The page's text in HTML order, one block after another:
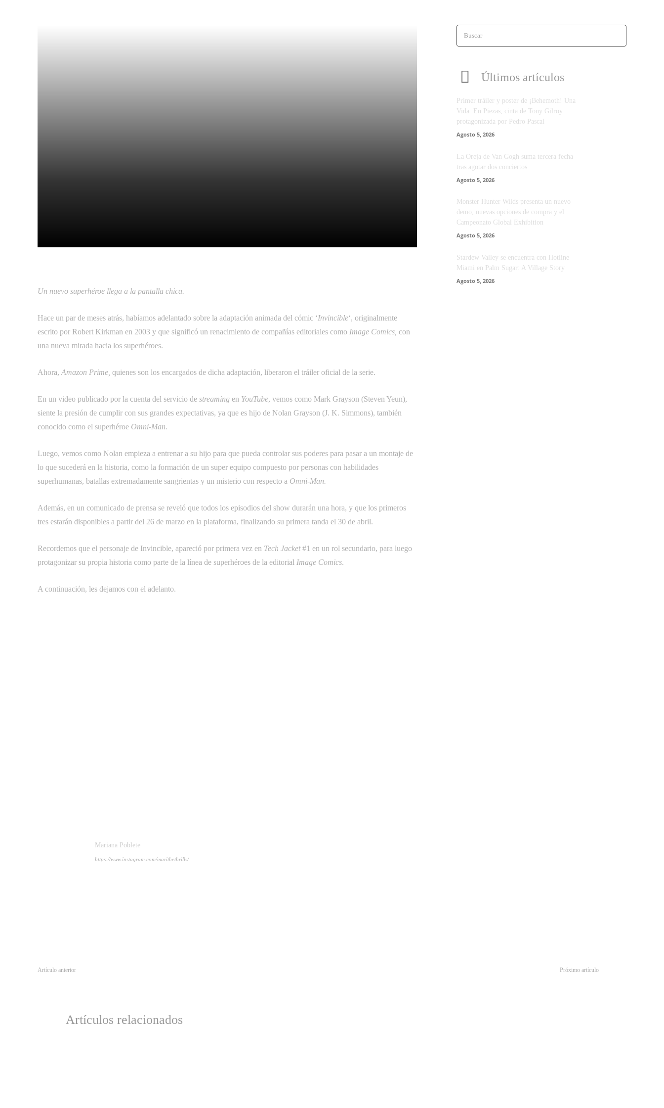
Un nuevo superhéroe llega a la pantalla chica.
Hace un par de meses atrás, habíamos adelantado sobre la adaptación animada del cómic ‘Invincible‘, originalmente
escrito por Robert Kirkman en 2003 y que significó un renacimiento de compañías editoriales como Image Comics, con
una nueva mirada hacia los superhéroes.
Ahora, Amazon Prime, quienes son los encargados de dicha adaptación, liberaron el tráiler oficial de la serie.
En un video publicado por la cuenta del servicio de streaming en YouTube, vemos como Mark Grayson (Steven Yeun),
siente la presión de cumplir con sus grandes expectativas, ya que es hijo de Nolan Grayson (J. K. Simmons), también
conocido como el superhéroe Omni-Man.
Luego, vemos como Nolan empieza a entrenar a su hijo para que pueda controlar sus poderes para pasar a un montaje de
lo que sucederá en la historia, como la formación de un super equipo compuesto por personas con habilidades
superhumanas, batallas extremadamente sangrientas y un misterio con respecto a Omni-Man.
Además, en un comunicado de prensa se reveló que todos los episodios del show durarán una hora, y que los primeros
tres estarán disponibles a partir del 26 de marzo en la plataforma, finalizando su primera tanda el 30 de abril.
Recordemos que el personaje de Invincible, apareció por primera vez en Tech Jacket#1 en un rol secundario, para luego
protagonizar su propia historia como parte de la línea de superhéroes de la editorial Image Comics.
A continuación, les dejamos con el adelanto.
Mariana Poblete
https://www.instagram.com/marithethrills/
Buscar
Últimos artículos
Primer tráiler y poster de ¡Behemoth! Una
Vida. En Piezas, cinta de Tony Gilroy
protagonizada por Pedro Pascal
Agosto 5, 2026
La Oreja de Van Gogh suma tercera fecha
tras agotar dos conciertos
Agosto 5, 2026
Monster Hunter Wilds presenta un nuevo
demo, nuevas opciones de compra y el
Campeonato Global Exhibition
Agosto 5, 2026
Stardew Valley se encuentra con Hotline
Miami en Palm Sugar: A Village Story
Agosto 5, 2026
Artículo anterior Próximo artículo
Artículos relacionados